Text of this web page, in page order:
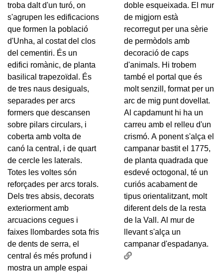
troba dalt d'un turó, on
s'agrupen les edificacions
que formen la població
d'Unha, al costat del clos
del cementiri. És un
edifici romànic, de planta
basilical trapezoïdal. És
de tres naus desiguals,
separades per arcs
formers que descansen
sobre pilars circulars, i
coberta amb volta de
canó la central, i de quart
de cercle les laterals.
Totes les voltes són
reforçades per arcs torals.
Dels tres absis, decorats
exteriorment amb
arcuacions cegues i
faixes llombardes sota fris
de dents de serra, el
central és més profund i
mostra un ample espai
doble esqueixada. El mur
de migjorn està
recorregut per una sèrie
de permòdols amb
decoració de caps
d'animals. Hi trobem
també el portal que és
molt senzill, format per un
arc de mig punt dovellat.
Al capdamunt hi ha un
carreu amb el relleu d'un
crismó. A ponent s'alça el
campanar bastit el 1775,
de planta quadrada que
esdevé octogonal, té un
curiós acabament de
tipus orientalitzant, molt
diferent dels de la resta
de la Vall. Al mur de
llevant s'alça un
campanar d'espadanya.